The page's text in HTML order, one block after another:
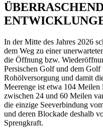
In der Mitte des Jahres 2026
dem Weg zu einer
die Öffnung bzw.
Persischen Golf und dem
Rohölversorgung und damit
Meerenge ist etwa 104
zwischen 24 und 60 Meilen
die einzige Seeverbindung
und deren Blockade deshalb
Sprengkraft.